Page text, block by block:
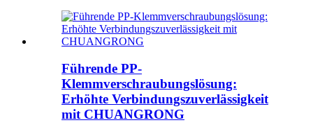
Führende PP-
Klemmverschraubungslösung:
Erhöhte Verbindungszuverlässigkeit
mit CHUANGRONG